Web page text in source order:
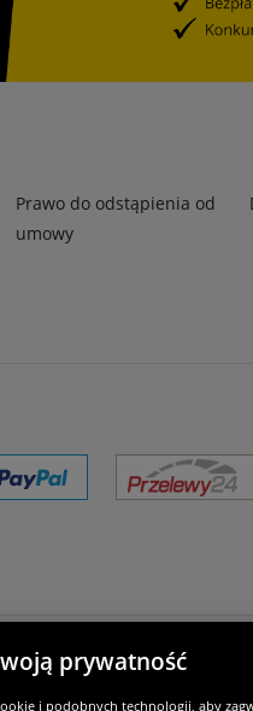
Prawo do odstąpienia od
umowy
prywatność
i podobnych technologii, aby